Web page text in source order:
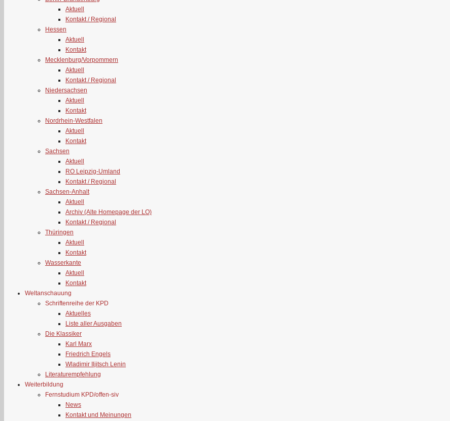
Aktuell
Kontakt / Regional
Hessen
Aktuell
Kontakt
Mecklenburg/Vorpommern
Aktuell
Kontakt / Regional
Niedersachsen
Aktuell
Kontakt
Nordrhein-Westfalen
Aktuell
Kontakt
Sachsen
Aktuell
RO Leipzig-Umland
Kontakt / Regional
Sachsen-Anhalt
Aktuell
Archiv (Alte Homepage der LO)
Kontakt / Regional
Thüringen
Aktuell
Kontakt
Wasserkante
Aktuell
Kontakt
Weltanschauung
Schriftenreihe der KPD
Aktuelles
Liste aller Ausgaben
Die Klassiker
Karl Marx
Friedrich Engels
Wladimir Iljitsch Lenin
Literaturempfehlung
Weiterbildung
Fernstudium KPD/offen-siv
News
Kontakt und Meinungen